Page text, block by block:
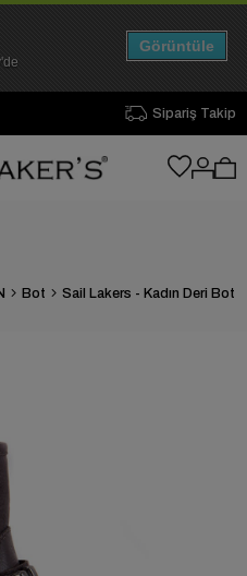
Sipariş Takip
Bot Sail Lakers - Kadın Deri Bot
Görüntüle